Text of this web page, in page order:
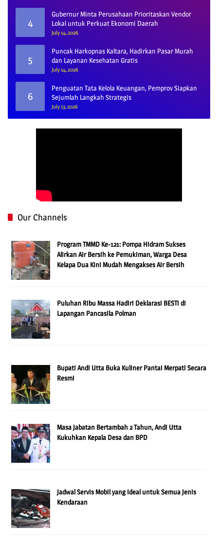
4
Gubernur Minta Perusahaan Prioritaskan Vendor
Lokal untuk Perkuat Ekonomi Daerah
July 14, 2026
5
Puncak Harkopnas Kaltara, Hadirkan Pasar Murah
dan Layanan Kesehatan Gratis
July 14, 2026
6
Penguatan Tata Kelola Keuangan, Pemprov Siapkan
Sejumlah Langkah Strategis
July 13, 2026
Our Channels
Program TMMD Ke-121: Pompa Hidram Sukses
Alirkan Air Bersih ke Pemukiman, Warga Desa
Kelapa Dua Kini Mudah Mengakses Air Bersih
Puluhan Ribu Massa Hadiri Deklarasi BESTi di
Lapangan Pancasila Polman
Bupati Andi Utta Buka Kuliner Pantai Merpati Secara
Resmi
Masa Jabatan Bertambah 2 Tahun, Andi Utta
Kukuhkan Kepala Desa dan BPD
Jadwal Servis Mobil yang Ideal untuk Semua Jenis
Kendaraan